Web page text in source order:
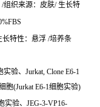
组织来源：皮肤/ 生长特
特性：悬浮 /培养条
验、Jurkat, Clone E6-1
胞(Jurkat E6-1细胞实验)
实验、JEG-3-VP16-